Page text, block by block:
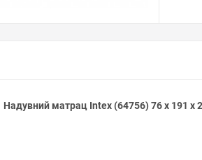
Надувний матрац Intex (64756) 76 х 191 х